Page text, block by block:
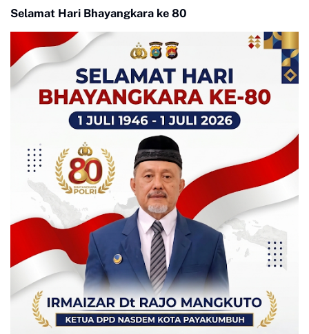
Selamat Hari Bhayangkara ke 80